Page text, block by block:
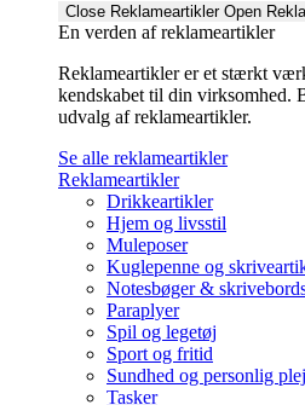
Close Reklameartikler Open
En verden af reklameartikler ​
Reklameartikler er et stærkt
kendskabet til din virksomhed.
udvalg af reklameartikler.
Se alle reklameartikler
Reklameartikler
Drikkeartikler
Hjem og livsstil
Muleposer
Kuglepenne og
Notesbøger &
Paraplyer
Spil og legetøj
Sport og fritid
Sundhed og personlig
Tasker